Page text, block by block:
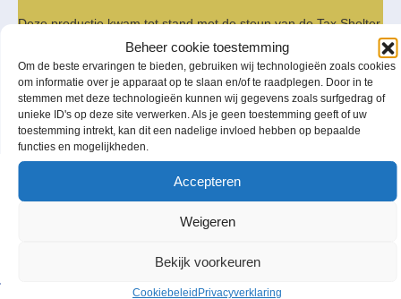
Beheer cookie toestemming
Om de beste ervaringen te bieden, gebruiken wij technologieën zoals cookies
om informatie over je apparaat op te slaan en/of te raadplegen. Door in te
stemmen met deze technologieën kunnen wij gegevens zoals surfgedrag of
unieke ID's op deze site verwerken. Als je geen toestemming geeft of uw
toestemming intrekt, kan dit een nadelige invloed hebben op bepaalde
functies en mogelijkheden.
Accepteren
Weigeren
Bekijk voorkeuren
Cookiebeleid Privacyverklaring
Deze productie kwam tot stand met de steun van de Tax Shelter
maatregel van de BelgischeFederale Overheid en Gallop
TaxShelteren
Met de steun van de Vlaamse gemeenschap
BINNENKORT IN ARCA
Volledige programma